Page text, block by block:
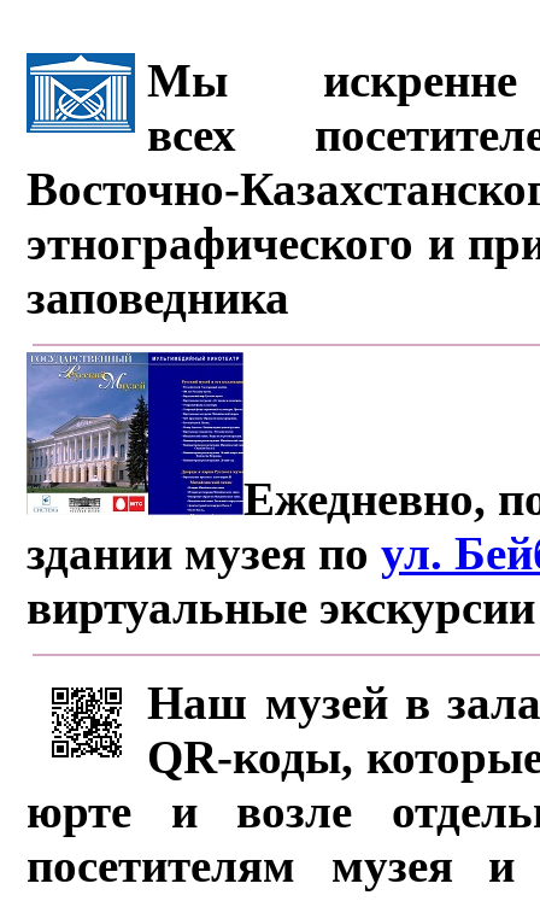
Мы искренне
всех
Восточно-
этнографического и
заповедника
Ежедневно,
здании музея поул.
виртуальные
Наш музей в
QR-коды,
юрте и возле
посетителям музея и